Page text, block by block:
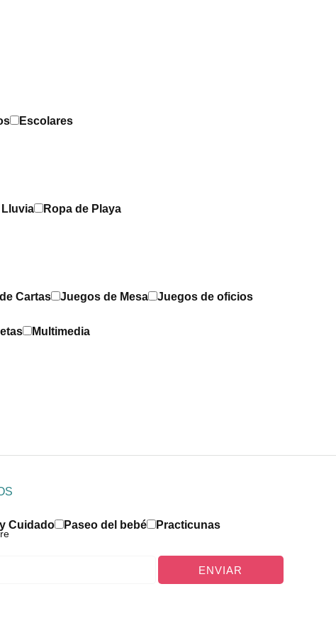
Escolares
Lluvia
Ropa de Playa
Cartas Juegos de Mesa
Juegos de oficios
Multimedia
Cuidado Paseo del bebé
Practicunas
ENVIAR